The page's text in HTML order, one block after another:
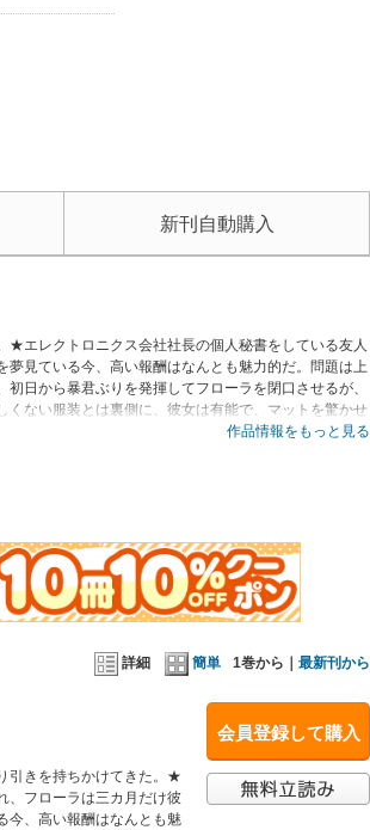
新刊自動購入
エレクトロニクス会社社長の個人秘書をしている友人
見ている今、高い報酬はなんとも魅力的だ。問題は上
日から暴君ぶりを発揮してフローラを閉口させるが、
ない服装とは裏側に、彼女は有能で、マットを驚かせ
を張って、マットと恋人同士だと言ってしまう。彼女は
作品情報をもっと見る
詳細 簡単 1巻から｜ 最新刊から
会員登録して購入
引きを持ちかけてきた。★
、フローラは三カ月だけ彼
今、高い報酬はなんとも魅